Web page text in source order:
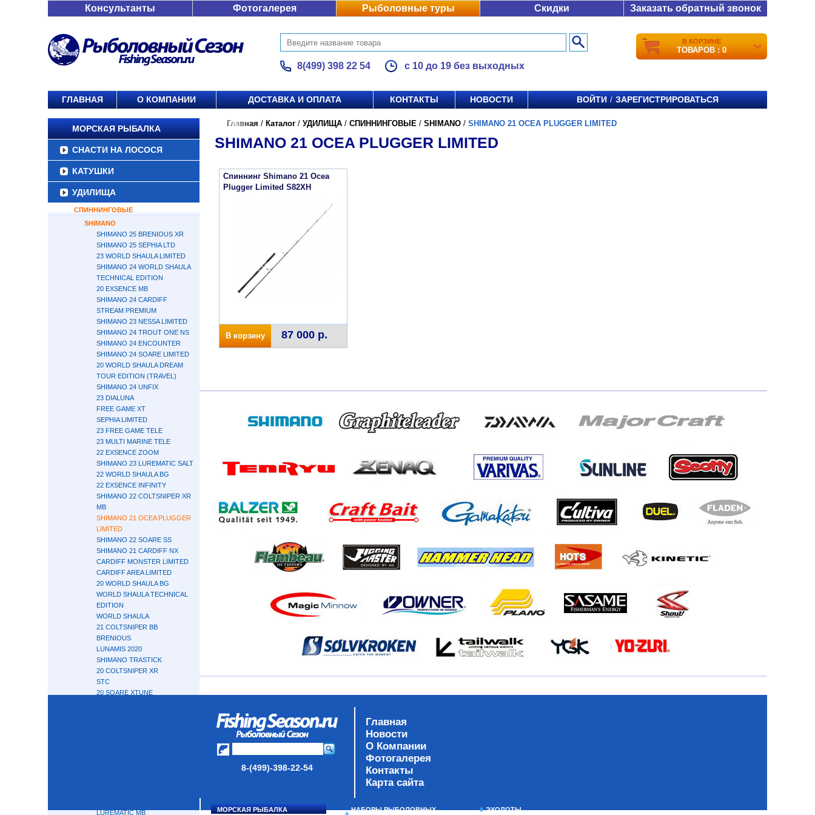
Консультанты Фотогалерея Рыболовные туры Скидки Заказать обратный звонок
8(499) 398 22 54 с 10 до 19 без выходных
В КОРЗИНЕ
ТОВАРОВ : 0
ГЛАВНАЯ О КОМПАНИИ ДОСТАВКА И ОПЛАТА КОНТАКТЫ НОВОСТИ ВОЙТИ / ЗАРЕГИСТРИРОВАТЬСЯ
МОРСКАЯ РЫБАЛКА
СНАСТИ НА ЛОСОСЯ
КАТУШКИ
УДИЛИЩА
СПИННИНГОВЫЕ
SHIMANO
SHIMANO 25 BRENIOUS XR
SHIMANO 25 SEPHIA LTD
23 WORLD SHAULA LIMITED
SHIMANO 24 WORLD SHAULA
TECHNICAL EDITION
20 EXSENCE MB
SHIMANO 24 CARDIFF
STREAM PREMIUM
SHIMANO 23 NESSA LIMITED
SHIMANO 24 TROUT ONE NS
SHIMANO 24 ENCOUNTER
SHIMANO 24 SOARE LIMITED
20 WORLD SHAULA DREAM
TOUR EDITION (TRAVEL)
SHIMANO 24 UNFIX
23 DIALUNA
FREE GAME XT
SEPHIA LIMITED
23 FREE GAME TELE
23 MULTI MARINE TELE
22 EXSENCE ZOOM
SHIMANO 23 LUREMATIC SALT
22 WORLD SHAULA BG
22 EXSENCE INFINITY
SHIMANO 22 COLTSNIPER XR
MB
SHIMANO 21 OCEA PLUGGER
LIMITED
SHIMANO 22 SOARE SS
SHIMANO 21 CARDIFF NX
CARDIFF MONSTER LIMITED
CARDIFF AREA LIMITED
20 WORLD SHAULA BG
WORLD SHAULA TECHNICAL
EDITION
WORLD SHAULA
21 COLTSNIPER BB
BRENIOUS
LUNAMIS 2020
SHIMANO TRASTICK
20 COLTSNIPER XR
STC
20 SOARE XTUNE
LUREMATIC MB
Главная / Каталог / УДИЛИЩА / СПИННИНГОВЫЕ / SHIMANO / SHIMANO 21 OCEA PLUGGER LIMITED
SHIMANO 21 OCEA PLUGGER LIMITED
Спиннинг Shimano 21 Ocea
Plugger Limited S82XH
В корзину 87 000 р.
8-(499)-398-22-54
Главная
Новости
О Компании
Фотогалерея
Контакты
Карта сайта
МОРСКАЯ РЫБАЛКА
НАБОРЫ РЫБОЛОВНЫХ
ЭХОЛОТЫ